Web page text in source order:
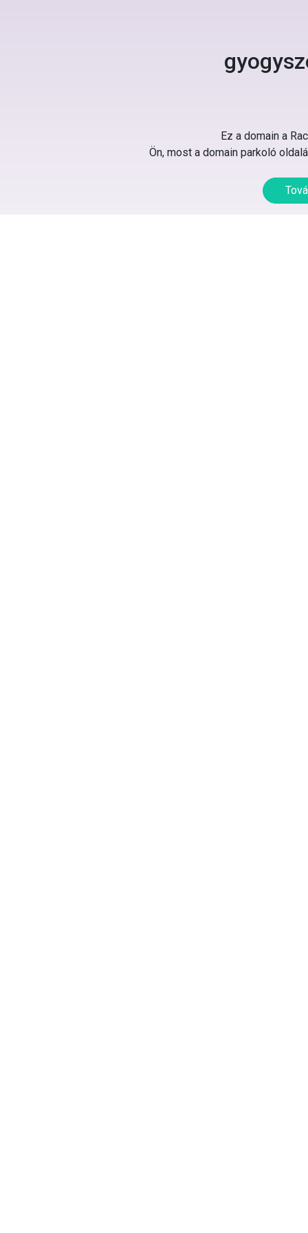
Ez a domain a
Ön, most a domain parkoló